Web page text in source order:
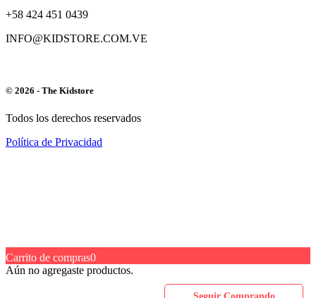
+58 424 451 0439
INFO@KIDSTORE.COM.VE
© 2026 - The Kidstore
Todos los derechos reservados
Política de Privacidad
Carrito de compras0
Aún no agregaste productos.